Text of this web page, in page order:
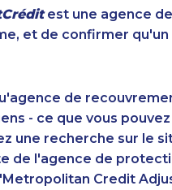
est une agence de
et de confirmer qu'un
de
- ce que vous
une recherche sur le
de l'agence de
Credit